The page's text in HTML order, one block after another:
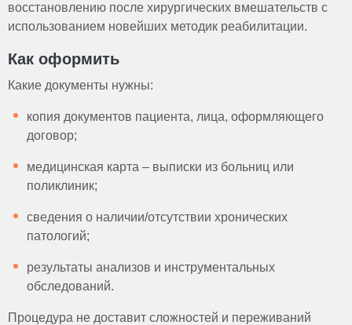
восстановлению после хирургических вмешательств с
использованием новейших методик реабилитации.
Как оформить
Какие документы нужны:
копия документов пациента, лица, оформляющего
договор;
медицинская карта – выписки из больниц или
поликлиник;
сведения о наличии/отсутствии хронических
патологий;
результаты анализов и инструментальных
обследований.
Процедура не доставит сложностей и переживаний